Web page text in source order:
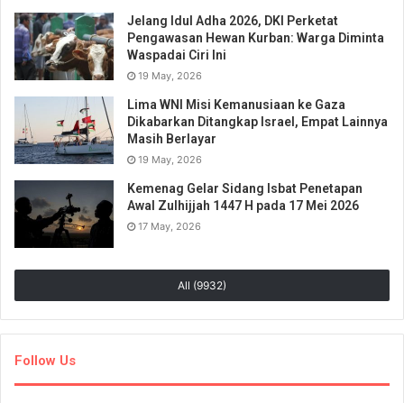
Jelang Idul Adha 2026, DKI Perketat
Pengawasan Hewan Kurban: Warga Diminta
Waspadai Ciri Ini
19 May, 2026
Lima WNI Misi Kemanusiaan ke Gaza
Dikabarkan Ditangkap Israel, Empat Lainnya
Masih Berlayar
19 May, 2026
Kemenag Gelar Sidang Isbat Penetapan
Awal Zulhijjah 1447 H pada 17 Mei 2026
17 May, 2026
All (9932)
Follow Us